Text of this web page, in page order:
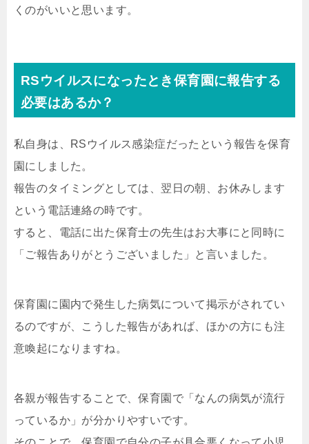
くのがいいと思います。
RSウイルスになったとき保育園に報告する
必要はあるか？
私自身は、RSウイルス感染症だったという報告を保育
園にしました。
報告のタイミングとしては、翌日の朝、お休みします
という電話連絡の時です。
すると、電話に出た保育士の先生はお大事にと同時に
「ご報告ありがとうございました」と言いました。
保育園に園内で発生した病気について掲示がされてい
るのですが、こうした報告があれば、ほかの方にも注
意喚起になりますね。
各親が報告することで、保育園で「なんの病気が流行
っているか」が分かりやすいです。